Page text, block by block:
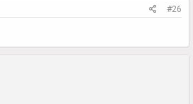
#26